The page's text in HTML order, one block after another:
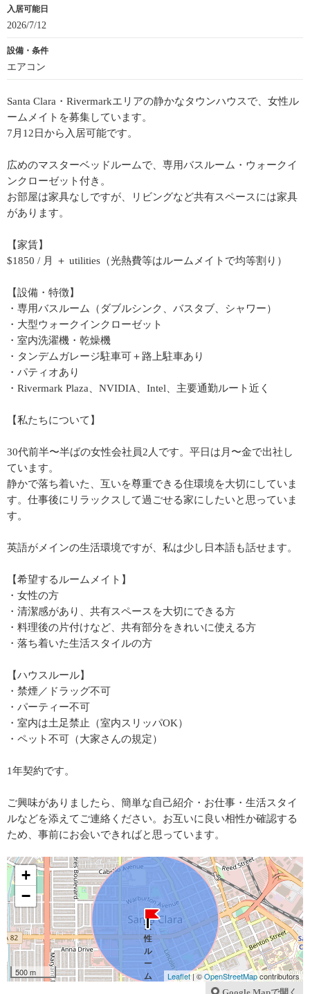
入居可能日
2026/7/12
設備・条件
エアコン
Santa Clara・Rivermarkエリアの静かなタウンハウスで、女性ル
ームメイトを募集しています。
7月12日から入居可能です。
広めのマスターベッドルームで、専用バスルーム・ウォークイ
ンクローゼット付き。
お部屋は家具なしですが、リビングなど共有スペースには家具
があります。
【家賃】
$1850 / 月 ＋ utilities（光熱費等はルームメイトで均等割り）
【設備・特徴】
・専用バスルーム（ダブルシンク、バスタブ、シャワー）
・大型ウォークインクローゼット
・室内洗濯機・乾燥機
・タンデムガレージ駐車可＋路上駐車あり
・パティオあり
・Rivermark Plaza、NVIDIA、Intel、主要通勤ルート近く
【私たちについて】
30代前半〜半ばの女性会社員2人です。平日は月〜金で出社し
ています。
静かで落ち着いた、互いを尊重できる住環境を大切にしていま
す。仕事後にリラックスして過ごせる家にしたいと思っていま
す。
英語がメインの生活環境ですが、私は少し日本語も話せます。
【希望するルームメイト】
・女性の方
・清潔感があり、共有スペースを大切にできる方
・料理後の片付けなど、共有部分をきれいに使える方
・落ち着いた生活スタイルの方
【ハウスルール】
・禁煙／ドラッグ不可
・パーティー不可
・室内は土足禁止（室内スリッパOK）
・ペット不可（大家さんの規定）
1年契約です。
ご興味がありましたら、簡単な自己紹介・お仕事・生活スタイ
ルなどを添えてご連絡ください。お互いに良い相性か確認する
ため、事前にお会いできればと思っています。
+
−
500 m Leaflet| ©OpenStreetMapcontributors